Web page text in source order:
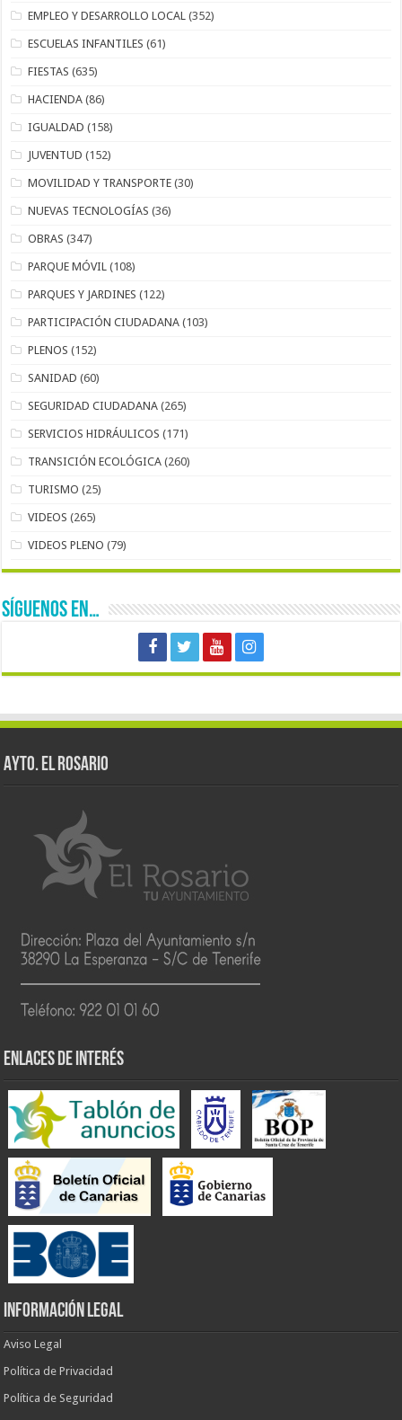
EMPLEO Y DESARROLLO LOCAL (352)
ESCUELAS INFANTILES (61)
FIESTAS (635)
HACIENDA (86)
IGUALDAD (158)
JUVENTUD (152)
MOVILIDAD Y TRANSPORTE (30)
NUEVAS TECNOLOGÍAS (36)
OBRAS (347)
PARQUE MÓVIL (108)
PARQUES Y JARDINES (122)
PARTICIPACIÓN CIUDADANA (103)
PLENOS (152)
SANIDAD (60)
SEGURIDAD CIUDADANA (265)
SERVICIOS HIDRÁULICOS (171)
TRANSICIÓN ECOLÓGICA (260)
TURISMO (25)
VIDEOS (265)
VIDEOS PLENO (79)
SÍGUENOS EN…
AYTO. EL ROSARIO
ENLACES DE INTERÉS
INFORMACIÓN LEGAL
Aviso Legal
Política de Privacidad
Política de Seguridad